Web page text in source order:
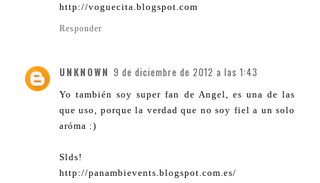
http://voguecita.blogspot.com
Responder
UNKNOWN 9 de diciembre de 2012 a las 1:43
Yo también soy super fan de Angel, es una de las
que uso, porque la verdad que no soy fiel a un solo
aróma :)
Slds!
http://panambievents.blogspot.com.es/